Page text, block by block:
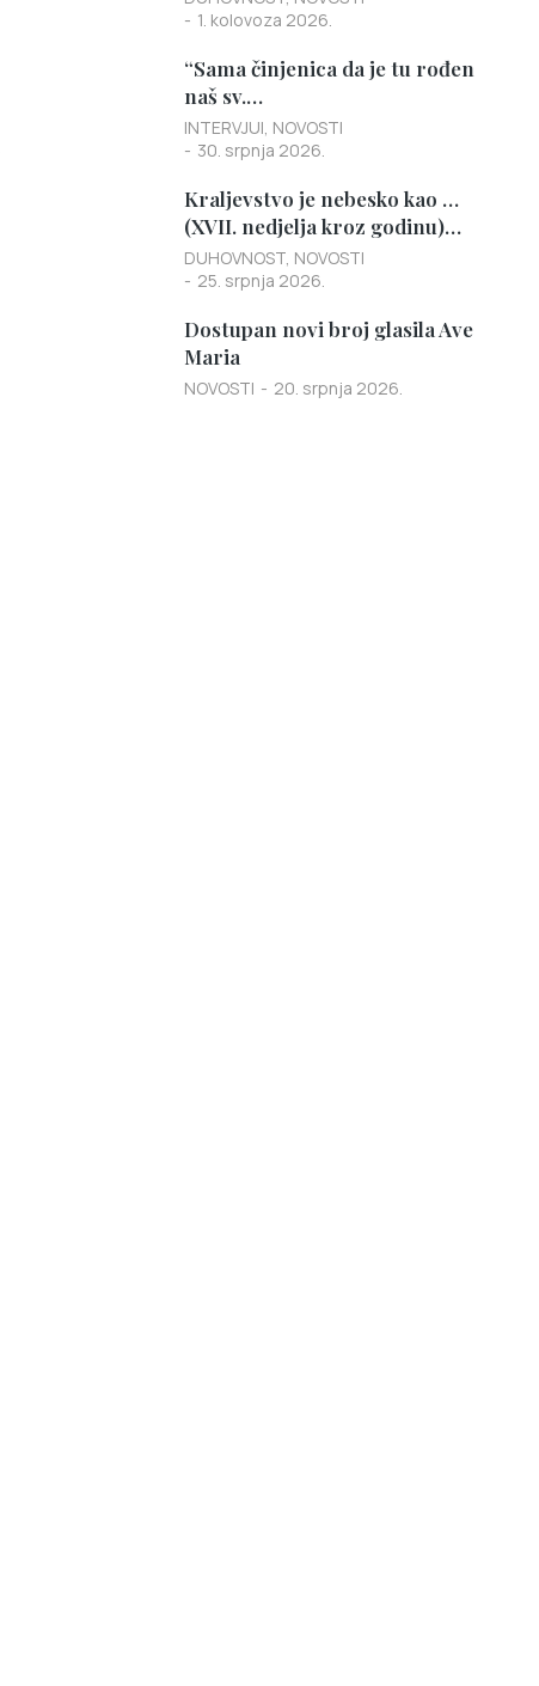
1. kolovoza 2026.
“Sama činjenica da je tu rođen
naš sv.…
INTERVJUI, NOVOSTI
30. srpnja 2026.
Kraljevstvo je nebesko kao …
(XVII. nedjelja kroz godinu)…
DUHOVNOST, NOVOSTI
25. srpnja 2026.
Dostupan novi broj glasila Ave
Maria
NOVOSTI 20. srpnja 2026.